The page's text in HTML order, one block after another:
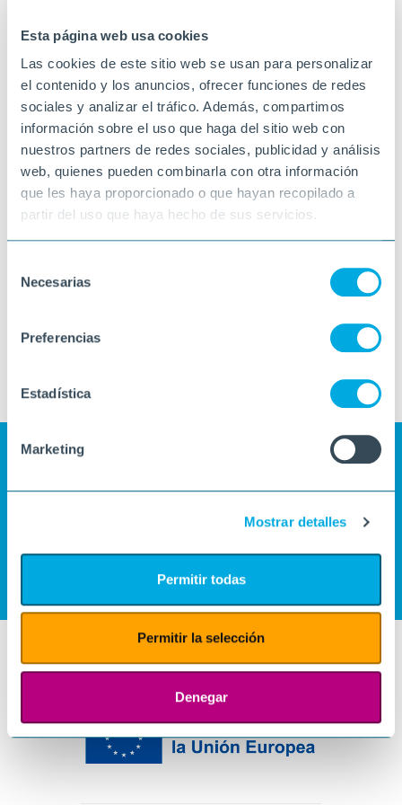
Esta página web usa cookies
Las cookies de este sitio web se usan para personalizar
el contenido y los anuncios, ofrecer funciones de redes
sociales y analizar el tráfico. Además, compartimos
información sobre el uso que haga del sitio web con
nuestros partners de redes sociales, publicidad y análisis
web, quienes pueden combinarla con otra información
que les haya proporcionado o que hayan recopilado a
partir del uso que haya hecho de sus servicios.
Necesarias
Preferencias
Estadística
Marketing
Mostrar detalles
Permitir todas
Permitir la selección
Denegar